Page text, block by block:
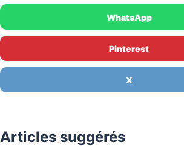
WhatsApp
Pinterest
X
Articles suggérés